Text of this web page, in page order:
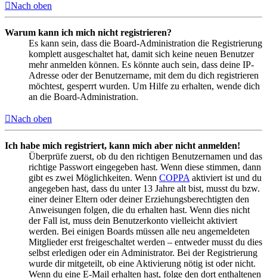
Nach oben
Warum kann ich mich nicht registrieren?
Es kann sein, dass die Board-Administration die Registrierung
komplett ausgeschaltet hat, damit sich keine neuen Benutzer
mehr anmelden können. Es könnte auch sein, dass deine IP-
Adresse oder der Benutzername, mit dem du dich registrieren
möchtest, gesperrt wurden. Um Hilfe zu erhalten, wende dich
an die Board-Administration.
Nach oben
Ich habe mich registriert, kann mich aber nicht anmelden!
Überprüfe zuerst, ob du den richtigen Benutzernamen und das
richtige Passwort eingegeben hast. Wenn diese stimmen, dann
gibt es zwei Möglichkeiten. Wenn COPPA aktiviert ist und du
angegeben hast, dass du unter 13 Jahre alt bist, musst du bzw.
einer deiner Eltern oder deiner Erziehungsberechtigten den
Anweisungen folgen, die du erhalten hast. Wenn dies nicht
der Fall ist, muss dein Benutzerkonto vielleicht aktiviert
werden. Bei einigen Boards müssen alle neu angemeldeten
Mitglieder erst freigeschaltet werden – entweder musst du dies
selbst erledigen oder ein Administrator. Bei der Registrierung
wurde dir mitgeteilt, ob eine Aktivierung nötig ist oder nicht.
Wenn du eine E-Mail erhalten hast, folge den dort enthaltenen